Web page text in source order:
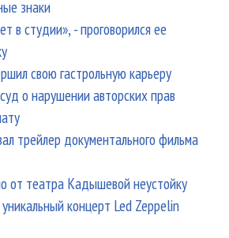
знаки
в студии», - проговорился ее
свою гастрольную карьеру
о нарушении авторских прав
трейлер документального фильма
от театра Кадышевой неустойку
концерт Led Zeppelin